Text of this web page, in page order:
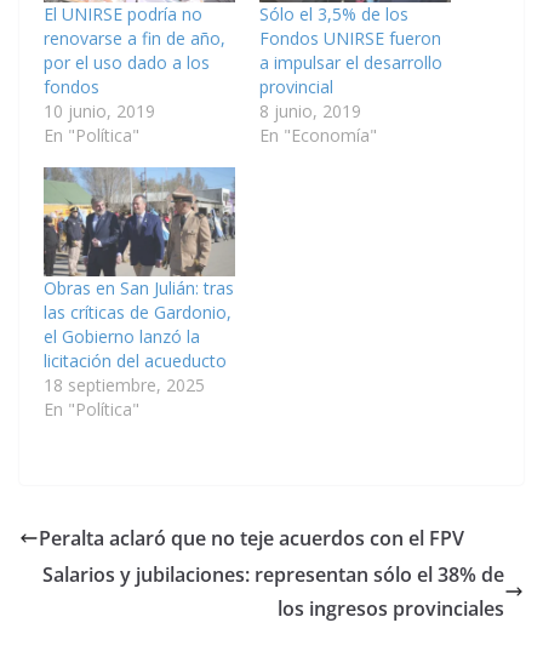
El UNIRSE podría no
renovarse a fin de año,
por el uso dado a los
fondos
10 junio, 2019
En "Política"
Sólo el 3,5% de los
Fondos UNIRSE fueron
a impulsar el desarrollo
provincial
8 junio, 2019
En "Economía"
Obras en San Julián: tras
las críticas de Gardonio,
el Gobierno lanzó la
licitación del acueducto
18 septiembre, 2025
En "Política"
Peralta aclaró que no teje acuerdos con el FPV
Salarios y jubilaciones: representan sólo el 38% de
los ingresos provinciales